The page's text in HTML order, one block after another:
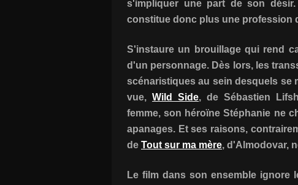
s'impliquer une part de son
constitue donc plus une profession
S'instaure un brouillage qui rend
d'un personnage. Dès lors, les
scénaristiques au sein desquels se
vue, Wild Side, de Sébastien
femme, son héroïne Stéphanie ne
apanages. Et ses raisons,
de Tout sur ma mère, d'Almodovar,
Le film dans son ensemble ignore